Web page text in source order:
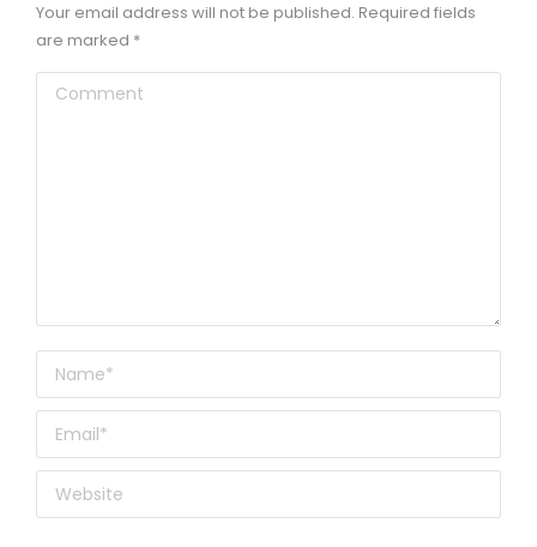
Your email address will not be published. Required fields
are marked *
Comment
Name *
Email *
Website